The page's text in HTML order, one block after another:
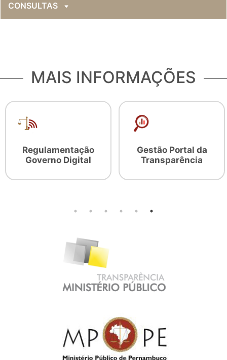
CONSULTAS
MAIS INFORMAÇÕES
Regulamentação
Governo Digital
Gestão Portal da
Transparência